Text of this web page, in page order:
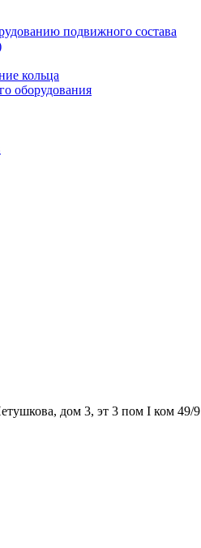
подвижного состава
кольца
оборудования
дом 3, эт 3 пом I ком 49/9